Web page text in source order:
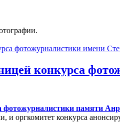
конкурса
фотожурналистики памяти
и оргкомитет конкурса